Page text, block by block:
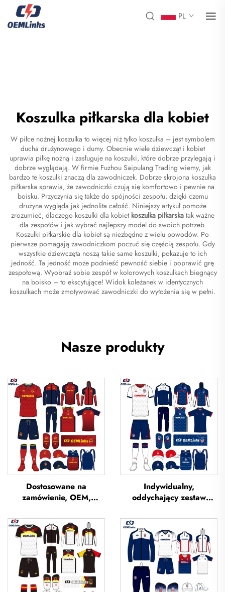
PL
Koszulka piłkarska dla kobiet
W piłce nożnej koszulka to więcej niż tylko koszulka – jest symbolem
ducha drużynowego i dumy. Obecnie wiele dziewcząt i kobiet
uprawia piłkę nożną i zasługuje na koszulki, które dobrze przylegają i
dobrze wyglądają. W firmie Fuzhou Saipulang Trading wiemy, jak
bardzo te koszulki znaczą dla zawodniczek. Dobrze skrojona koszulka
piłkarska sprawia, że zawodniczki czują się komfortowo i pewnie na
boisku. Przyczynia się także do spójności zespołu, dzięki czemu
drużyna wygląda jak jednolita całość. Niniejszy artykuł pomoże
zrozumieć, dlaczego koszulki dla kobiet koszulka piłkarska tak ważne
dla zespołów i jak wybrać najlepszy model do swoich potrzeb.
Koszulki piłkarskie dla kobiet są niezbędne z wielu powodów. Po
pierwsze pomagają zawodniczkom poczuć się częścią zespołu. Gdy
wszystkie dziewczęta noszą takie same koszulki, pokazuje to ich
jedność. Ta jedność może podnieść pewność siebie i poprawić grę
zespołową. Wyobraź sobie zespół w kolorowych koszulkach biegnący
na boisko – to ekscytujące! Widok koleżanek w identycznych
koszulkach może zmotywować zawodniczki do wyłożenia się w pełni.
Nasze produkty
Dostosowane na
zamówienie, OEM,
piłkarskie z sublimacją,
koszulki drużynowe do
piłki nożnej, odzież
piłkarska, koszulki
futbolowe,
niestandardowe koszulki
piłkarskie
Indywidualny,
oddychający zestaw
usługa OEM,
indywidualne koszulki
piłkarskie, zestawy
jednolitych strojów
piłkarskich, sublimowane
koszulki piłkarskie